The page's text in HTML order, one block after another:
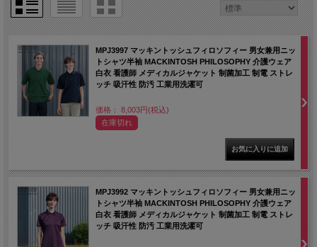
MPJ3997 マッキントッシュフィロソフィー 男女兼用ニッ
トシャツ半袖 MACKINTOSH PHILOSOPHY 介護ウェア
白衣 看護師 メディカルジャケット 制菌加工 制電 ストレ
ッチ 吸汗性 防汚 工業用洗濯可
価格： 8,003円(税込)
在庫切れ
MPJ3992 マッキントッシュフィロソフィー 男女兼用ニッ
トシャツ半袖 MACKINTOSH PHILOSOPHY 介護ウェア
白衣 看護師 メディカルジャケット 制菌加工 制電 ストレ
ッチ 吸汗性 防汚 工業用洗濯可